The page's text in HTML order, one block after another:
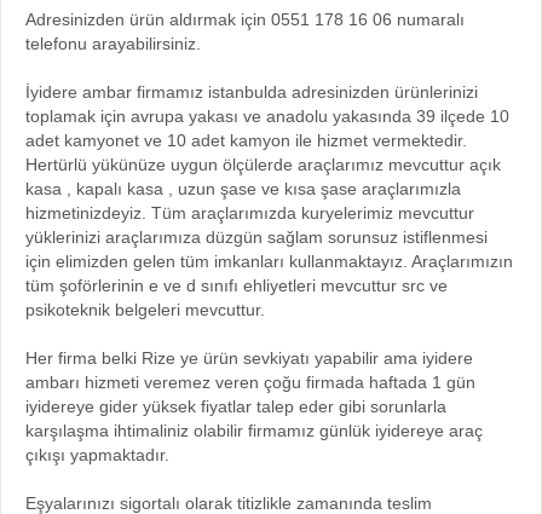
Adresinizden ürün aldırmak için 0551 178 16 06 numaralı
telefonu arayabilirsiniz.
İyidere ambar firmamız istanbulda adresinizden ürünlerinizi
toplamak için avrupa yakası ve anadolu yakasında 39 ilçede 10
adet kamyonet ve 10 adet kamyon ile hizmet vermektedir.
Hertürlü yükünüze uygun ölçülerde araçlarımız mevcuttur açık
kasa , kapalı kasa , uzun şase ve kısa şase araçlarımızla
hizmetinizdeyiz. Tüm araçlarımızda kuryelerimiz mevcuttur
yüklerinizi araçlarımıza düzgün sağlam sorunsuz istiflenmesi
için elimizden gelen tüm imkanları kullanmaktayız. Araçlarımızın
tüm şoförlerinin e ve d sınıfı ehliyetleri mevcuttur src ve
psikoteknik belgeleri mevcuttur.
Her firma belki Rize ye ürün sevkiyatı yapabilir ama iyidere
ambarı hizmeti veremez veren çoğu firmada haftada 1 gün
iyidereye gider yüksek fiyatlar talep eder gibi sorunlarla
karşılaşma ihtimaliniz olabilir firmamız günlük iyidereye araç
çıkışı yapmaktadır.
Eşyalarınızı sigortalı olarak titizlikle zamanında teslim